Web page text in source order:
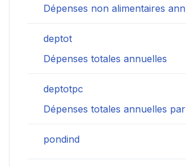
Dépenses non alimentaires
deptot
Dépenses totales annuelles
deptotpc
Dépenses totales annuelles
pondind